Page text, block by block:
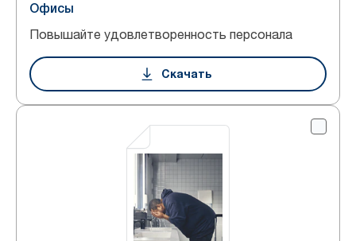
Офисы
Повышайте удовлетворенность персонала
Скачать